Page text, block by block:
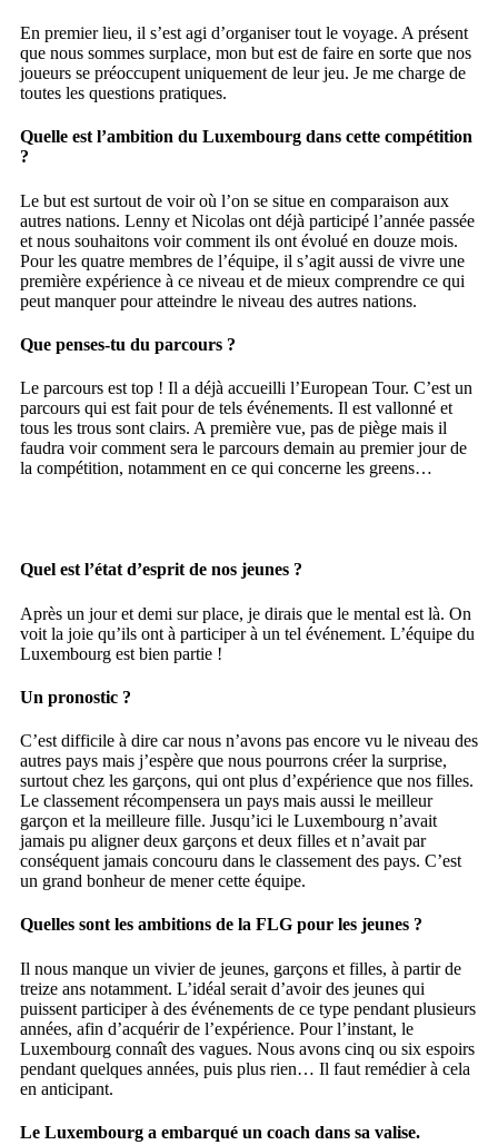
En premier lieu, il s’est agi d’organiser tout le voyage. A présent
que nous sommes surplace, mon but est de faire en sorte que nos
joueurs se préoccupent uniquement de leur jeu. Je me charge de
toutes les questions pratiques.
Quelle est l’ambition du Luxembourg dans cette compétition
?
Le but est surtout de voir où l’on se situe en comparaison aux
autres nations. Lenny et Nicolas ont déjà participé l’année passée
et nous souhaitons voir comment ils ont évolué en douze mois.
Pour les quatre membres de l’équipe, il s’agit aussi de vivre une
première expérience à ce niveau et de mieux comprendre ce qui
peut manquer pour atteindre le niveau des autres nations.
Que penses-tu du parcours ?
Le parcours est top ! Il a déjà accueilli l’European Tour. C’est un
parcours qui est fait pour de tels événements. Il est vallonné et
tous les trous sont clairs. A première vue, pas de piège mais il
faudra voir comment sera le parcours demain au premier jour de
la compétition, notamment en ce qui concerne les greens…
Quel est l’état d’esprit de nos jeunes ?
Après un jour et demi sur place, je dirais que le mental est là. On
voit la joie qu’ils ont à participer à un tel événement. L’équipe du
Luxembourg est bien partie !
Un pronostic ?
C’est difficile à dire car nous n’avons pas encore vu le niveau des
autres pays mais j’espère que nous pourrons créer la surprise,
surtout chez les garçons, qui ont plus d’expérience que nos filles.
Le classement récompensera un pays mais aussi le meilleur
garçon et la meilleure fille. Jusqu’ici le Luxembourg n’avait
jamais pu aligner deux garçons et deux filles et n’avait par
conséquent jamais concouru dans le classement des pays. C’est
un grand bonheur de mener cette équipe.
Quelles sont les ambitions de la FLG pour les jeunes ?
Il nous manque un vivier de jeunes, garçons et filles, à partir de
treize ans notamment. L’idéal serait d’avoir des jeunes qui
puissent participer à des événements de ce type pendant plusieurs
années, afin d’acquérir de l’expérience. Pour l’instant, le
Luxembourg connaît des vagues. Nous avons cinq ou six espoirs
pendant quelques années, puis plus rien… Il faut remédier à cela
en anticipant.
Le Luxembourg a embarqué un coach dans sa valise.